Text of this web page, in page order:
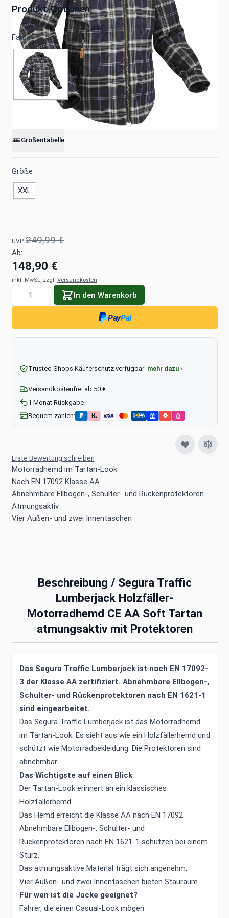
Erste Bewertung schreiben
Motorradhemd im Tartan-Look
Nach EN 17092 Klasse AA
Abnehmbare Ellbogen-, Schulter- und Rückenprotektoren
Atmungsaktiv
Vier Außen- und zwei Innentaschen
Produkt-Optionen:
Farbe
Größentabelle
Größe
XXL
UVP 249,99 €
Ab:
148,90 €
inkl. MwSt., zzgl. Versandkosten
In den Warenkorb
PayPal
Trusted Shops Käuferschutz verfügbar mehr dazu ›
Versandkostenfrei ab 50 €
1 Monat Rückgabe
Bequem zahlen:
Beschreibung / Segura Traffic
Lumberjack Holzfäller-
Motorradhemd CE AA Soft Tartan
atmungsaktiv mit Protektoren
Das Segura Traffic Lumberjack ist nach EN 17092-
3 der Klasse AA zertifiziert. Abnehmbare Ellbogen-,
Schulter- und Rückenprotektoren nach EN 1621-1
sind eingearbeitet.
Das Segura Traffic Lumberjack ist das Motorradhemd
im Tartan-Look. Es sieht aus wie ein Holzfällerhemd und
schützt wie Motorradbekleidung. Die Protektoren sind
abnehmbar.
Das Wichtigste auf einen Blick
Der Tartan-Look erinnert an ein klassisches
Holzfällerhemd.
Das Hemd erreicht die Klasse AA nach EN 17092.
Abnehmbare Ellbogen-, Schulter- und
Rückenprotektoren nach EN 1621-1 schützen bei einem
Sturz.
Das atmungsaktive Material trägt sich angenehm.
Vier Außen- und zwei Innentaschen bieten Stauraum.
Für wen ist die Jacke geeignet?
Fahrer, die einen Casual-Look mögen